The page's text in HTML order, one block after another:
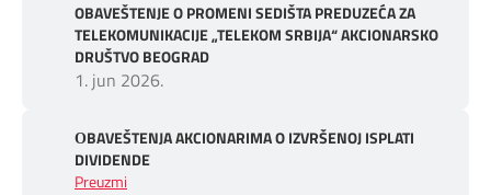
OBAVEŠTENJE O PROMENI SEDIŠTA PREDUZEĆA ZA
TELEKOMUNIKACIJE „TELEKOM SRBIJA“ AKCIONARSKO
DRUŠTVO BEOGRAD
1. jun 2026.
ОBAVEŠTENJA AKCIONARIMA O IZVRŠENOJ ISPLATI
DIVIDENDE
Preuzmi